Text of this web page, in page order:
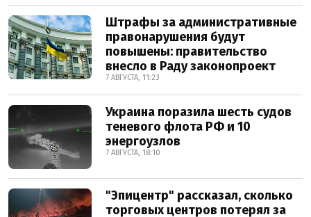
Штрафы за административные
правонарушения будут
повышены: правительство
внесло в Раду законопроект
7 АВГУСТА, 11:23
Украина поразила шесть судов
теневого флота РФ и 10
энергоузлов
7 АВГУСТА, 18:10
"Эпицентр" рассказал, сколько
торговых центров потерял за